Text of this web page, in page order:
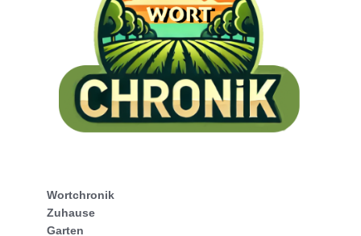
Wortchronik
Zuhause
Garten